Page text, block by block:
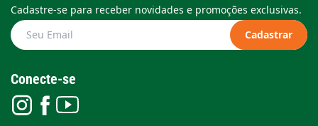
Cadastre-se para receber novidades e promoções exclusivas.
Cadastrar
Conecte-se